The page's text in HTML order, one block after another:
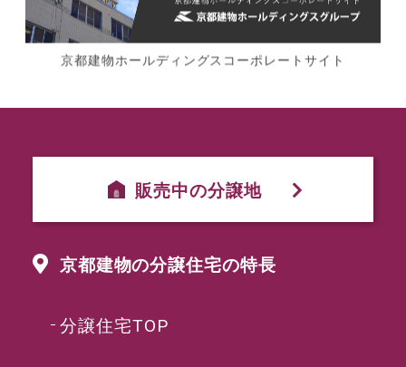
京都建物ホールディングスコーポレートサイト
販売中の分譲地
京都建物の分譲住宅の特長
分譲住宅TOP